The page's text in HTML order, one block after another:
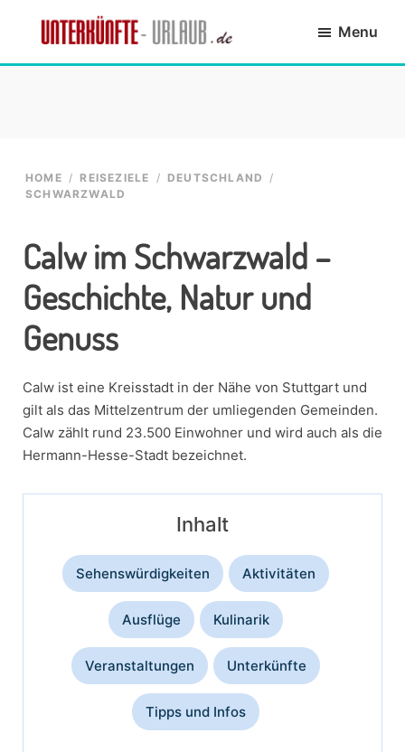
Unterkünfte-
finde
Menu
HOME / REISEZIELE / DEUTSCHLAND
/
SCHWARZWALD
Calw im Schwarzwald –
Geschichte, Natur und
Genuss
Calw ist eine Kreisstadt in der Nähe von Stuttgart und
gilt als das Mittelzentrum der umliegenden Gemeinden.
Calw zählt rund 23.500 Einwohner und wird auch als die
Hermann-Hesse-Stadt bezeichnet.
Inhalt
Sehenswürdigkeiten Aktivitäten
Ausflüge Kulinarik
Veranstaltungen Unterkünfte
Tipps und Infos